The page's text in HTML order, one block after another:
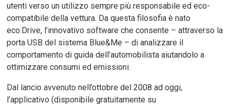
utenti verso un utilizzo sempre più responsabile ed eco-
compatibile della vettura. Da questa filosofia è nato
eco:Drive, l’innovativo software che consente – attraverso la
porta USB del sistema Blue&Me – di analizzare il
comportamento di guida dell’automobilista aiutandolo a
ottimizzare consumi ed emissioni.
Dal lancio avvenuto nell’ottobre del 2008 ad oggi,
l’applicativo (disponibile gratuitamente su